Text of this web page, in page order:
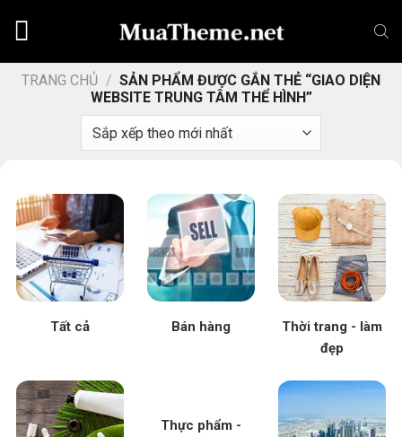
dungTRANG CHỦ / SẢN PHẨM ĐƯỢC GẮN THẺ “GIAO DIỆN
WEBSITE TRUNG TÂM THỂ HÌNH”
Tất cả Bán hàng
Thời trang - làm
đẹp
Thực phẩm -